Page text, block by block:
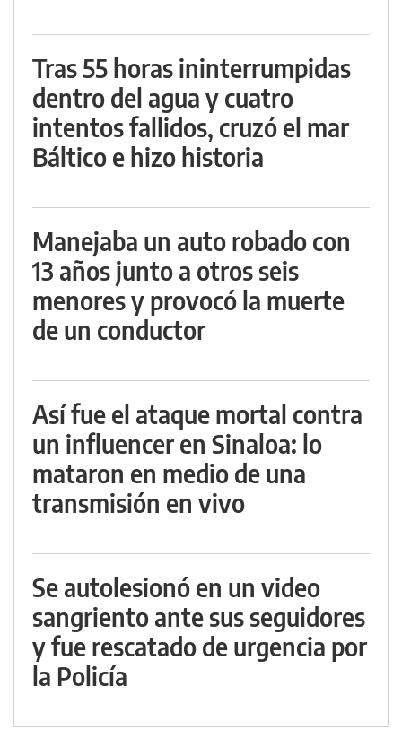
Tras 55 horas ininterrumpidas
dentro del agua y cuatro
intentos fallidos, cruzó el mar
Báltico e hizo historia
Manejaba un auto robado con
13 años junto a otros seis
menores y provocó la muerte
de un conductor
Así fue el ataque mortal contra
un influencer en Sinaloa: lo
mataron en medio de una
transmisión en vivo
Se autolesionó en un video
sangriento ante sus seguidores
y fue rescatado de urgencia por
la Policía